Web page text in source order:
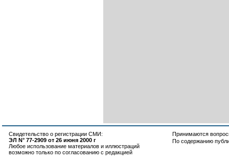
Свидетельство о регистрации СМИ:
ЭЛ N° 77-2909 от 26 июня 2000 г
Любое использование материалов и иллюстраций
возможно только по согласованию с редакцией
Принимаются
По содержанию